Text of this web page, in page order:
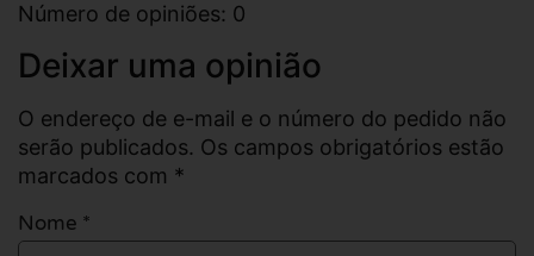
Número de opiniões: 0
Deixar uma opinião
O endereço de e-mail e o número do pedido não
serão publicados. Os campos obrigatórios estão
marcados com *
Nome *